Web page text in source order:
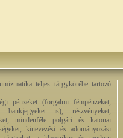
teljes tárgykörébe tartozó
pénzeket (forgalmi fémpénzeket,
bankjegyeket is), részvényeket,
mindenféle polgári és katonai
kinevezési és adományozási